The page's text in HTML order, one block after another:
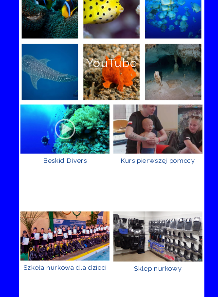
YouTube
Beskid Divers Kurs pierwszej pomocy
Szkoła nurkowa dla dzieci Sklep nurkowy